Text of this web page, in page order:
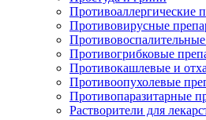
Противоаллергические
Противовирусные
Противогрибковые
Противокашлевые и
Противоопухолевые
Противопаразитарные
Растворители для